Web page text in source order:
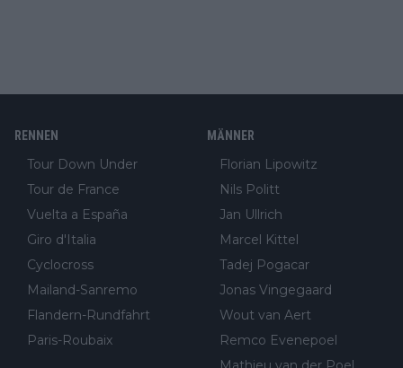
RENNEN
Tour Down Under
Tour de France
Vuelta a España
Giro d'Italia
Cyclocross
Mailand-Sanremo
Flandern-Rundfahrt
Paris-Roubaix
MÄNNER
Florian Lipowitz
Nils Politt
Jan Ullrich
Marcel Kittel
Tadej Pogacar
Jonas Vingegaard
Wout van Aert
Remco Evenepoel